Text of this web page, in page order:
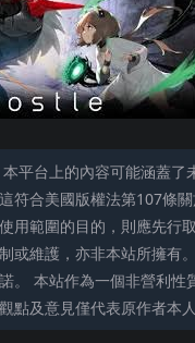
平台上的內容可能涵蓋
符合美國版權法第107條
用範圍的目的，則應先行
或維護，亦非本站所擁有
。 本站作為一個非營利
點及意見僅代表原作者本